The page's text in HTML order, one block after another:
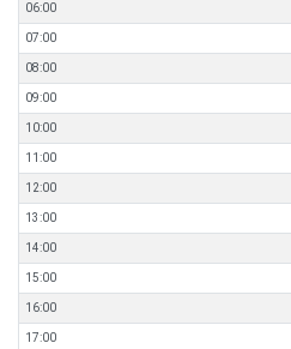
06:00
07:00
08:00
09:00
10:00
11:00
12:00
13:00
14:00
15:00
16:00
17:00